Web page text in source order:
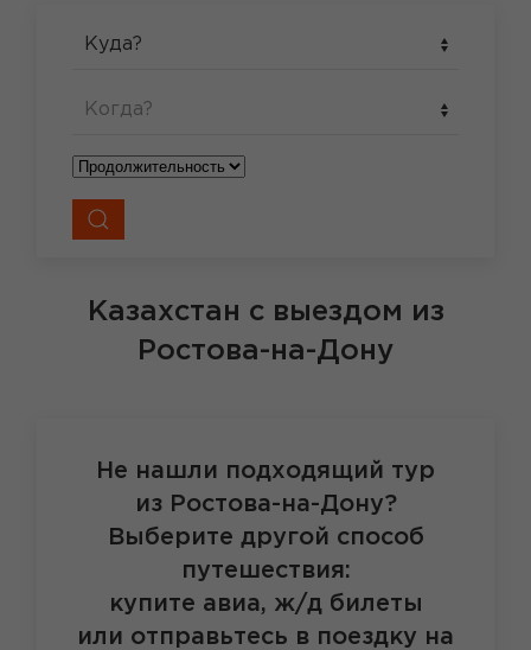
Куда?
Когда?
Казахстан с выездом из
Ростова-на-Дону
Не нашли подходящий тур
из Ростова-на-Дону?
Выберите другой способ
путешествия:
купите авиа, ж/д билеты
или отправьтесь в поездку на